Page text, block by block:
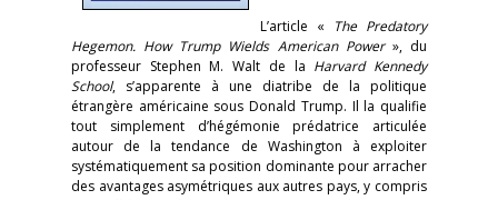
L’article «
The Predatory
Hegemon. How Trump Wields American Power», du
professeur Stephen M. Walt de la Harvard Kennedy
School, s’apparente à une diatribe de la politique
étrangère américaine sous Donald Trump. Il la qualifie
tout simplement d’hégémonie prédatrice articulée
autour de la tendance de Washington à exploiter
systématiquement sa position dominante pour arracher
des avantages asymétriques aux autres pays, y compris